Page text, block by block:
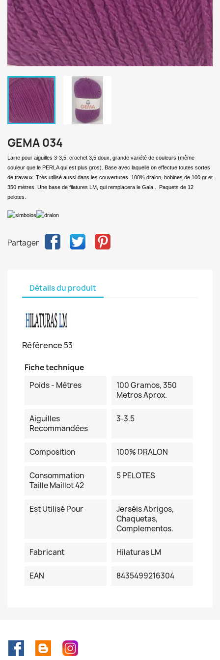
GEMA 034
Laine pour aiguilles 3-3,5, crochet 3,5 doux, grande variété de couleurs (même
couleur que le PERLA qui est plus gros). Base avec laquelle on effectue toutes sortes
de travaux. Très utilisé aussi dans les couvertures. 100% dralon, bobines de 100 gr et
350 mètres. Une base de filatures LM, qui remplacera le Gala . Paquets de 12
pelotes.
Partager
Détails du produit
Référence 53
Fiche technique
Poids - Mètres
100 Gramos, 350
Metros Aprox.
Aiguilles
Recommandées
3-3.5
Composition 100% DRALON
Consommation
Taille Maillot 42
5 PELOTES
Est Utilisé Pour
Jerséis Abrigos,
Chaquetas,
Complementos.
Fabricant Hilaturas LM
EAN 8435499216304
FacebookRss Instagram